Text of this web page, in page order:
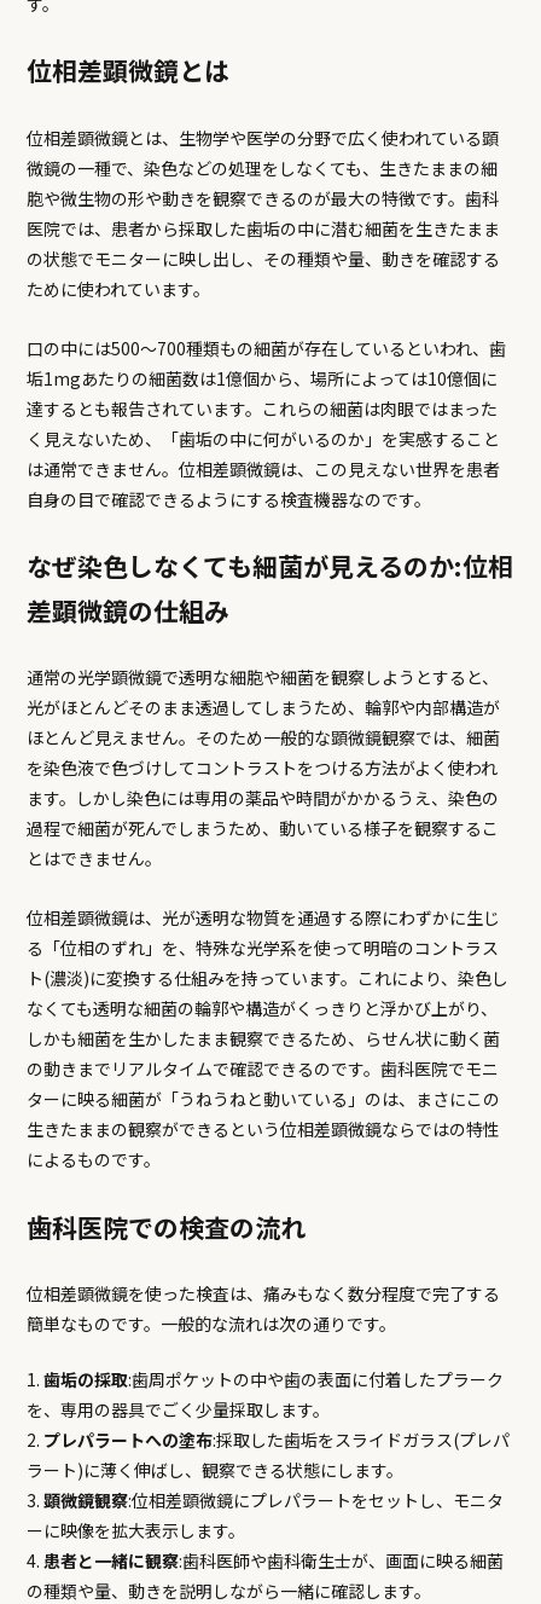
位相差顕微鏡とは
位相差顕微鏡とは、生物学や医学の分野で広く使われている顕
微鏡の一種で、染色などの処理をしなくても、生きたままの細
胞や微生物の形や動きを観察できるのが最大の特徴です。歯科
医院では、患者から採取した歯垢の中に潜む細菌を生きたまま
の状態でモニターに映し出し、その種類や量、動きを確認する
ために使われています。
口の中には500〜700種類もの細菌が存在しているといわれ、歯
垢1mgあたりの細菌数は1億個から、場所によっては10億個に
達するとも報告されています。これらの細菌は肉眼ではまった
く見えないため、「歯垢の中に何がいるのか」を実感すること
は通常できません。位相差顕微鏡は、この見えない世界を患者
自身の目で確認できるようにする検査機器なのです。
なぜ染色しなくても細菌が見えるのか:位相
差顕微鏡の仕組み
通常の光学顕微鏡で透明な細胞や細菌を観察しようとすると、
光がほとんどそのまま透過してしまうため、輪郭や内部構造が
ほとんど見えません。そのため一般的な顕微鏡観察では、細菌
を染色液で色づけしてコントラストをつける方法がよく使われ
ます。しかし染色には専用の薬品や時間がかかるうえ、染色の
過程で細菌が死んでしまうため、動いている様子を観察するこ
とはできません。
位相差顕微鏡は、光が透明な物質を通過する際にわずかに生じ
る「位相のずれ」を、特殊な光学系を使って明暗のコントラス
ト(濃淡)に変換する仕組みを持っています。これにより、染色し
なくても透明な細菌の輪郭や構造がくっきりと浮かび上がり、
しかも細菌を生かしたまま観察できるため、らせん状に動く菌
の動きまでリアルタイムで確認できるのです。歯科医院でモニ
ターに映る細菌が「うねうねと動いている」のは、まさにこの
生きたままの観察ができるという位相差顕微鏡ならではの特性
によるものです。
歯科医院での検査の流れ
位相差顕微鏡を使った検査は、痛みもなく数分程度で完了する
簡単なものです。一般的な流れは次の通りです。
歯垢の採取:歯周ポケットの中や歯の表面に付着したプラーク
を、専用の器具でごく少量採取します。
プレパラートへの塗布:採取した歯垢をスライドガラス(プレパ
ラート)に薄く伸ばし、観察できる状態にします。
顕微鏡観察:位相差顕微鏡にプレパラートをセットし、モニタ
ーに映像を拡大表示します。
患者と一緒に観察:歯科医師や歯科衛生士が、画面に映る細菌
の種類や量、動きを説明しながら一緒に確認します。